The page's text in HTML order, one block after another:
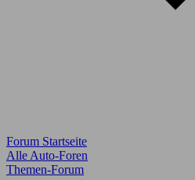
Forum Startseite
Alle Auto-Foren
Themen-Forum